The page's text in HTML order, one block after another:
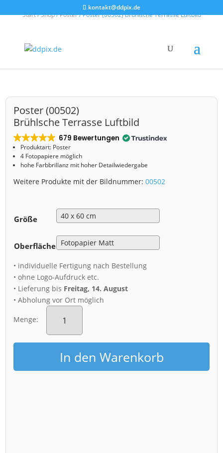
kontakt@ddpix.de
Start/Shop/Poster/ Poster (00502) Brühlsche Terrasse Luftbild
Poster (00502)
Brühlsche Terrasse Luftbild
679 Bewertungen
Produktart: Poster
4 Fotopapiere möglich
hohe Farbbrillanz mit hoher Detailwiedergabe
Weitere Produkte mit der Bildnummer:00502
Größe
Oberfläche
• individuelle Fertigung nach Bestellung
• ohne Logo-Aufdruck etc.
• Lieferung bis Freitag, 14. August
• Abholung vor Ort möglich
Menge:
Poster
(00502)
Terrasse
Luftbild
MengeIn den Warenkorb